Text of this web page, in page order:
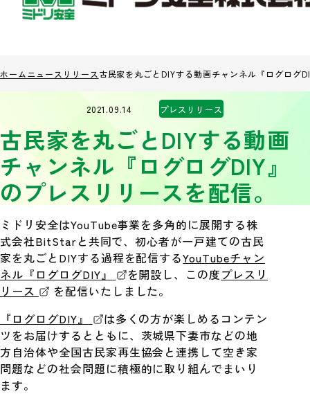
ホームニュースリリース古民家を丸ごとDIYする動画チャンネル『ログログ
2021.09.14 プレスリリース
古民家を丸ごとDIYする動画
チャンネル『ログログDIY』
のプレスリリースを配信。
ミドリ安全はYouTube事業を多角的に展開する株
式会社BitStarと共同で、初心者が一戸建ての古民
家を丸ごとDIYする過程を配信するYouTubeチャン
ネル『ログログDIY』
を開設し、この度プレスリ
リース
を配信いたしました。
『ログログDIY』
は多くの方が楽しめるコンテン
ツをお届けするとともに、茨城県下妻市などの地
方自治体や全国古民家再生協会と連携して空き家
問題などの社会問題に積極的に取り組んでまいり
ます。